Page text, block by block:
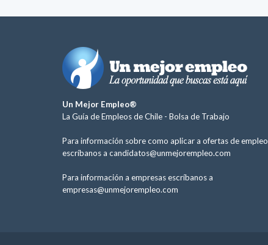
Un Mejor Empleo®
La Guía de Empleos de Chile - Bolsa de Trabajo
Para información sobre como aplicar a ofertas de empleo
escríbanos a candidatos@unmejorempleo.com
Para información a empresas escríbanos a
empresas@unmejorempleo.com